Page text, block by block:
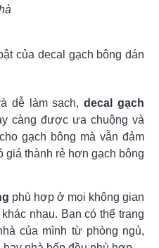
của decal gạch bông dán
dễ làm sạch,decal gạch
càng được ưa chuộng và
gạch bông mà vẫn đảm
giá thành rẻ hơn gạch bông
phù hợp ở mọi không gian
nhau. Bạn có thể trang
của mình từ phòng ngủ,